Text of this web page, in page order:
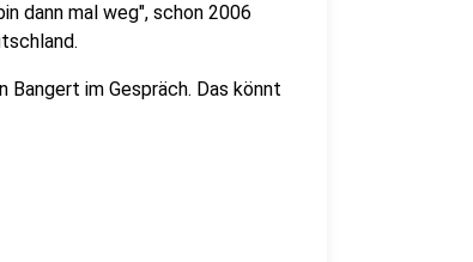
dann mal weg", schon 2006
im Gespräch. Das könnt